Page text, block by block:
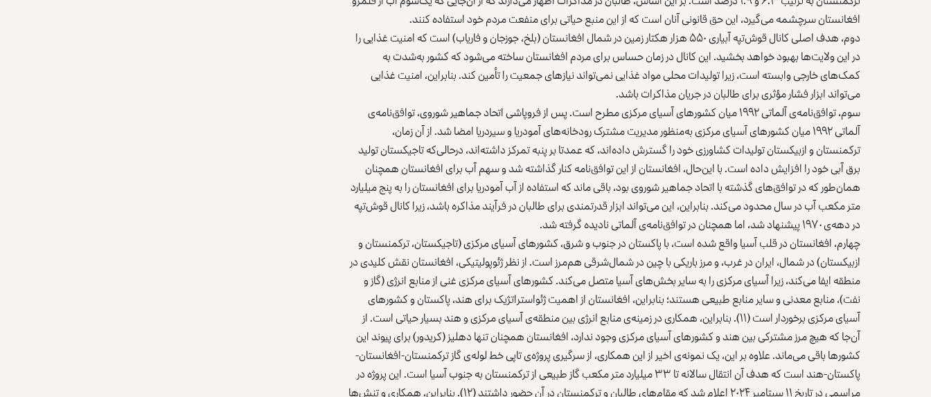
افغانستان سرچشمه می‌گیرد، این حق قانونی آنان است که از این منبع حیاتی برای منفعت مردم خود استفاده کنند.
دوم، هدف اصلی کانال قوش‌تپه آبیاری ۵۵۰ هزار هکتار زمین در شمال افغانستان (بلخ، جوزجان و فاریاب) است که امنیت غذایی را
در این ولایت‌ها بهبود خواهد بخشید. این کانال در زمان حساس برای مردم افغانستان ساخته می‌شود که کشور به‌شدت به
کمک‌های خارجی وابسته است، زیرا تولیدات محلی مواد غذایی نمی‌تواند نیازهای جمعیت را تأمین کند. بنابراین، امنیت غذایی
می‌تواند ابزار فشار مؤثری برای طالبان در جریان مذاکرات باشد.
سوم، توافق‌نامه‌ی آلماتی ۱۹۹۲ میان کشورهای آسیای مرکزی مطرح است. پس از فروپاشی اتحاد جماهیر شوروی، توافق‌نامه‌ی
آلماتی ۱۹۹۲ میان کشورهای آسیای مرکزی به‌منظور مدیریت مشترک رودخانه‌های آمودریا و سیردریا امضا شد. از آن زمان،
ترکمنستان و ازبیکستان تولیدات کشاورزی خود را گسترش داده‌اند، که عمدتا بر پنبه تمرکز داشته‌اند، درحالی‌که تاجیکستان تولید
برق آبی خود را افزایش داده است. با این‌حال، افغانستان از این توافق‌نامه کنار گذاشته شد و سهم آب برای افغانستان همچنان
همان‌طور که در توافق‌های گذشته با اتحاد جماهیر شوروی بود، باقی ماند که استفاده از آب آمودریا برای افغانستان را به پنج میلیارد
متر مکعب آب در سال محدود می‌کند. بنابراین، این می‌تواند ابزار قدرتمندی برای طالبان در فرآیند مذاکره باشد، زیرا کانال قوش‌تپه
در دهه‌ی ۱۹۷۰ پیشنهاد شد، اما همچنان در توافق‌نامه‌ی آلماتی نادیده گرفته شد.
چهارم، افغانستان در قلب آسیا واقع شده است، با پاکستان در جنوب و شرق، کشورهای آسیای مرکزی (تاجیکستان، ترکمنستان و
ازبیکستان) در شمال، ایران در غرب، و مرز باریکی با چین در شمال‌شرقی هم‌مرز است. از نظر ژئوپولیتیکی، افغانستان نقش کلیدی در
منطقه ایفا می‌کند، زیرا آسیای مرکزی را به سایر بخش‌های آسیا متصل می‌کند. کشورهای آسیای مرکزی غنی از منابع انرژی (گاز و
نفت)، منابع معدنی و سایر منابع طبیعی هستند؛ بنابراین، افغانستان از اهمیت ژئواستراتژیک برای هند، پاکستان و کشورهای
آسیای مرکزی برخوردار است (۱۱). بنابراین، همکاری در زمینه‌ی منابع انرژی بین منطقه‌ی آسیای مرکزی و هند بسیار حیاتی است. از
آن‌جا که هیچ مرز مشترکی بین هند و کشورهای آسیای مرکزی وجود ندارد، افغانستان همچنان تنها دهلیز (کریدور) برای پیوند این
کشورها باقی می‌ماند. علاوه بر این، یک نمونه‌ی اخیر از این همکاری، از سرگیری پروژه‌ی تاپی خط لوله‌ی گاز ترکمنستان-افغانستان-
پاکستان-هند است که هدف آن انتقال سالانه تا ۳۳ میلیارد متر مکعب گاز طبیعی از ترکمنستان به جنوب آسیا است. این پروژه در
مراسمی در تاریخ ۱۱ سپتامبر ۲۰۲۴ اعلام شد که مقام‌های طالبان و ترکمنستان در آن حضور داشتند (۱۲). بنابراین، همکاری و تنش‌ها